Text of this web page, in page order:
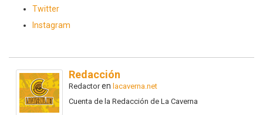
Twitter
Instagram
Redacción
Redactoren lacaverna.net
Cuenta de la Redacción de La Caverna